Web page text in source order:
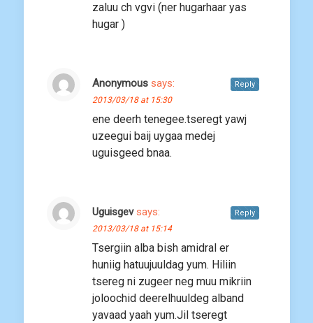
zaluu ch vgvi (ner hugarhaar yas
hugar )
Anonymous says:
2013/03/18 at 15:30
ene deerh tenegee.tseregt yawj
uzeegui baij uygaa medej
uguisgeed bnaa.
Reply
Uguisgev says:
2013/03/18 at 15:14
Tsergiin alba bish amidral er
huniig hatuujuuldag yum. Hiliin
tsereg ni zugeer neg muu mikriin
joloochid deerelhuuldeg alband
yavaad yaah yum.Jil tseregt
Reply